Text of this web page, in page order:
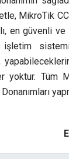
MikroTik
en güvenli
işletim
yoktur.